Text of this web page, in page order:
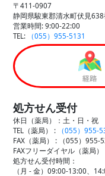
〒411-0907
静岡県駿東郡清水町伏見638
営業時間: 9:00-22:00
TEL:
（055）955-5131
処方せん受付
休日（薬局）：土・日・祝
TEL（薬局） :
（055）955-
FAX（薬局） :
（055）955-
FAXフリーダイヤル（薬局
処方せん受付時間：
（月 - 金）09:00-13:00、